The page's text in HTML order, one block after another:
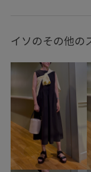
26mother'sday
RP26SS
UVカット きち
なめらか ゆっ
カジュアル キ
イソのその他の